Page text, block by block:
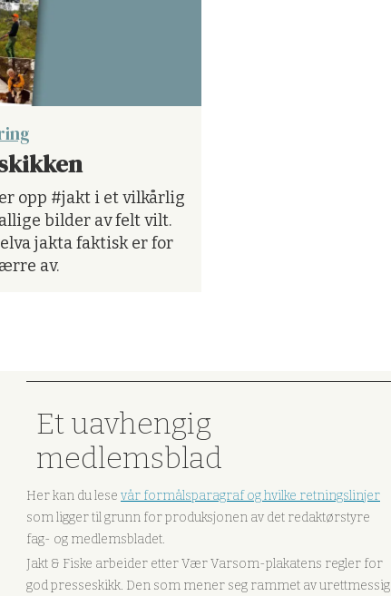
opp #jakt i et vilkårlig
bilder av felt vilt.
jakta faktisk er for
av.
Et uavhengig
medlemsblad
Her kan du lese vår formålsparagraf og hvilke retningslinjer
som ligger til grunn for produksjonen av det redaktørstyre
fag- og medlemsbladet.
Jakt & Fiske arbeider etter Vær Varsom-plakatens regler for
god presseskikk. Den som mener seg rammet av urettmessig